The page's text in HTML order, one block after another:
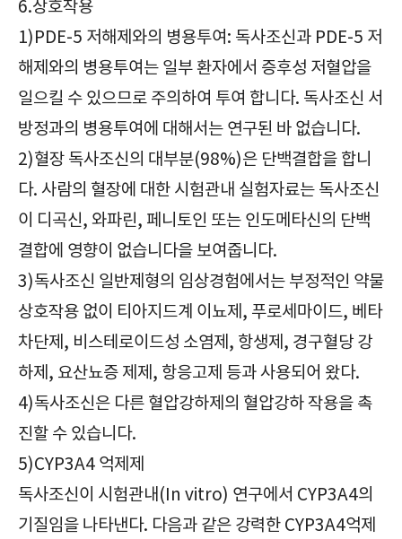
6.상호작용
1)PDE-5 저해제와의 병용투여: 독사조신과 PDE-5 저
해제와의 병용투여는 일부 환자에서 증후성 저혈압을
일으킬 수 있으므로 주의하여 투여 합니다. 독사조신 서
방정과의 병용투여에 대해서는 연구된 바 없습니다.
2)혈장 독사조신의 대부분(98%)은 단백결합을 합니
다. 사람의 혈장에 대한 시험관내 실험자료는 독사조신
이 디곡신, 와파린, 페니토인 또는 인도메타신의 단백
결합에 영향이 없습니다을 보여줍니다.
3)독사조신 일반제형의 임상경험에서는 부정적인 약물
상호작용 없이 티아지드계 이뇨제, 푸로세마이드, 베타
차단제, 비스테로이드성 소염제, 항생제, 경구혈당 강
하제, 요산뇨증 제제, 항응고제 등과 사용되어 왔다.
4)독사조신은 다른 혈압강하제의 혈압강하 작용을 촉
진할 수 있습니다.
5)CYP3A4 억제제
독사조신이 시험관내(In vitro) 연구에서 CYP3A4의
기질임을 나타낸다. 다음과 같은 강력한 CYP3A4억제